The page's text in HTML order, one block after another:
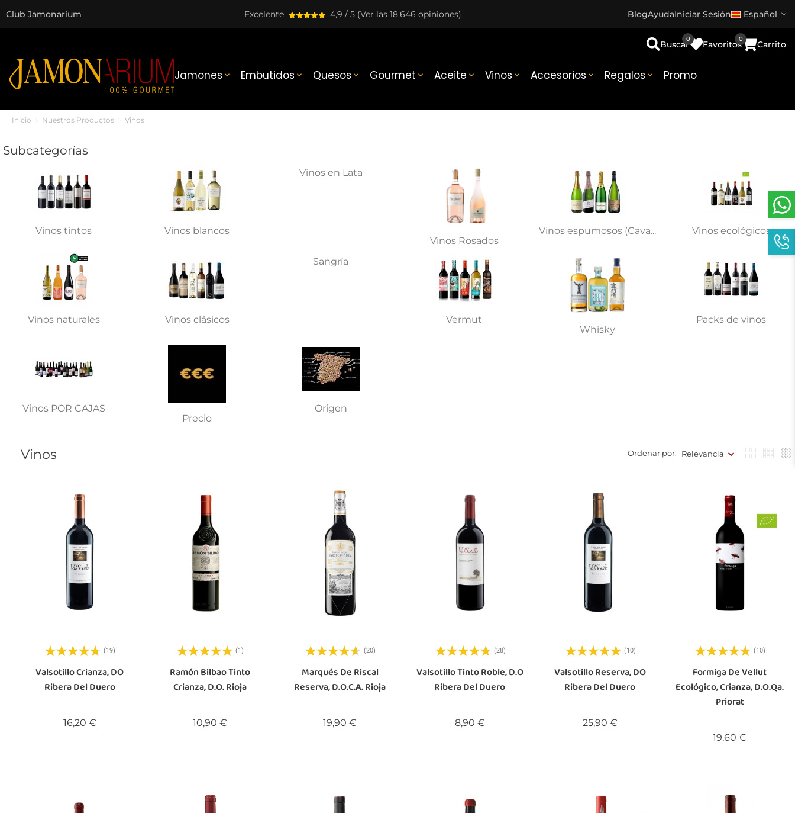
Club Jamonarium Excelente 4,9 / 5 (Ver las 18.646 opiniones) BlogAyudaIniciar Sesión Español
Jamones  Embutidos  Quesos  Gourmet  Aceite  Vinos  Accesorios  Regalos  Promo
Buscar Favoritos
0
Carrito
0
Inicio Nuestros Productos Vinos
Subcategorías
Vinos tintos Vinos blancos
Vinos en Lata
Vinos Rosados
Vinos espumosos (Cava... Vinos ecológicos
Vinos naturales Vinos clásicos
Sangría
Vermut
Whisky
Packs de vinos
Vinos POR CAJAS
Precio
Origen
Vinos Ordenar por: Relevancia
(19)
Valsotillo Crianza, DO
Ribera Del Duero
16,20 €Precio
(1)
Ramón Bilbao Tinto
Crianza, D.O. Rioja
10,90 €Precio
(20)
Marqués De Riscal
Reserva, D.O.C.a. Rioja
19,90 €
(28)
Valsotillo Tinto Roble, D.O
Ribera Del Duero
8,90 €Precio
(10)
Valsotillo Reserva, DO
Ribera Del Duero
25,90 €Precio
(10)
Formiga De Vellut
Ecológico, Crianza, D.O.Qa.
Priorat
19,60 €